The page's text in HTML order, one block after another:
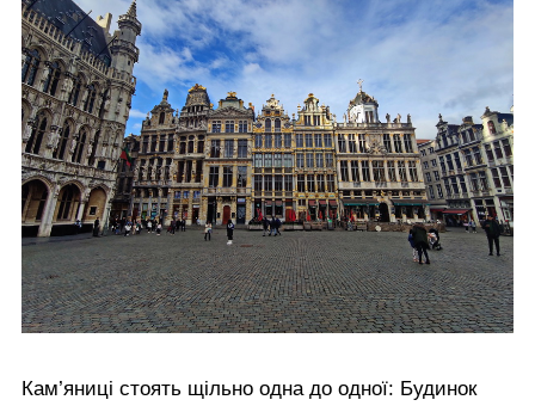
Кам’яниці стоять щільно одна до одної: Будинок